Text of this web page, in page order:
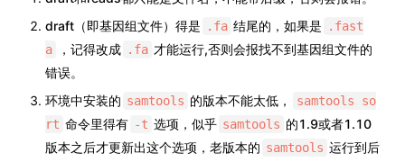
draft（即基因组文件）得是
.fa 结尾的，如果是
.fast
a
，记得改成 .fa 才能运行,否则会报找不到基因组文件的
错误。
环境中安装的 samtools 的版本不能太低，
samtools so
rt 命令里得有 -t 选项，似乎 samtools 的1.9或者1.10
版本之后才更新出这个选项，老版本的 samtools 运行到后